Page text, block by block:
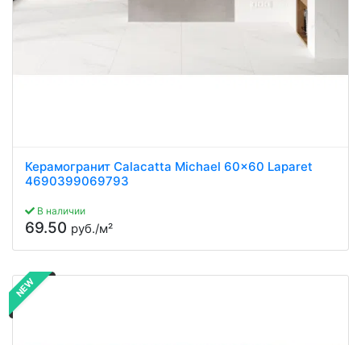
Керамогранит Calacatta Michael 60x60 Laparet
4690399069793
В наличии
69.50 руб./м²
NEW